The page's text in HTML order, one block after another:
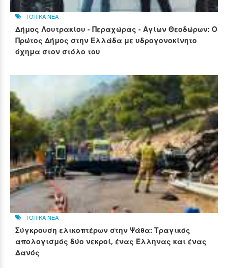
ΤΟΠΙΚΑ ΝΕΑ
Δήμος Λουτρακίου - Περαχώρας - Αγίων Θεοδώρων: Ο
Πρώτος Δήμος στην Ελλάδα με υδρογονοκίνητο
όχημα στον στόλο του
ΤΟΠΙΚΑ ΝΕΑ
Σύγκρουση ελικοπτέρων στην Ψάθα: Τραγικός
απολογισμός δύο νεκροί, ένας Έλληνας και ένας
Δανός